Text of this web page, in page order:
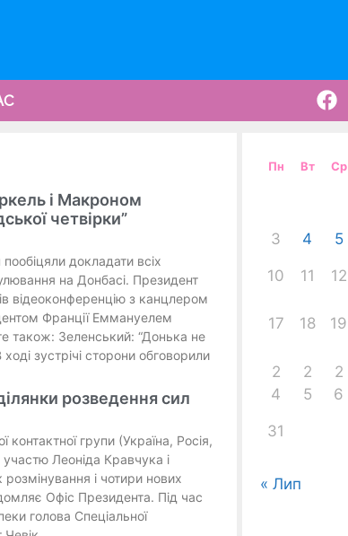
і Макроном
четвірки”
докладати всіх
на Донбасі. Президент
відеоконференцію з канцлером
Франції Еммануелем
також: Зеленський: “Донька не
зустрічі сторони обговорили
розведення сил
контактної групи (Україна, Росія,
Леоніда Кравчука і
розмінування і чотири нових
Офіс Президента. Під час
голова Спеціальної
Пн Вт Ср
3 4 5
10 11 12
17 18 19
2
4
2
5
2
6
31
« Лип